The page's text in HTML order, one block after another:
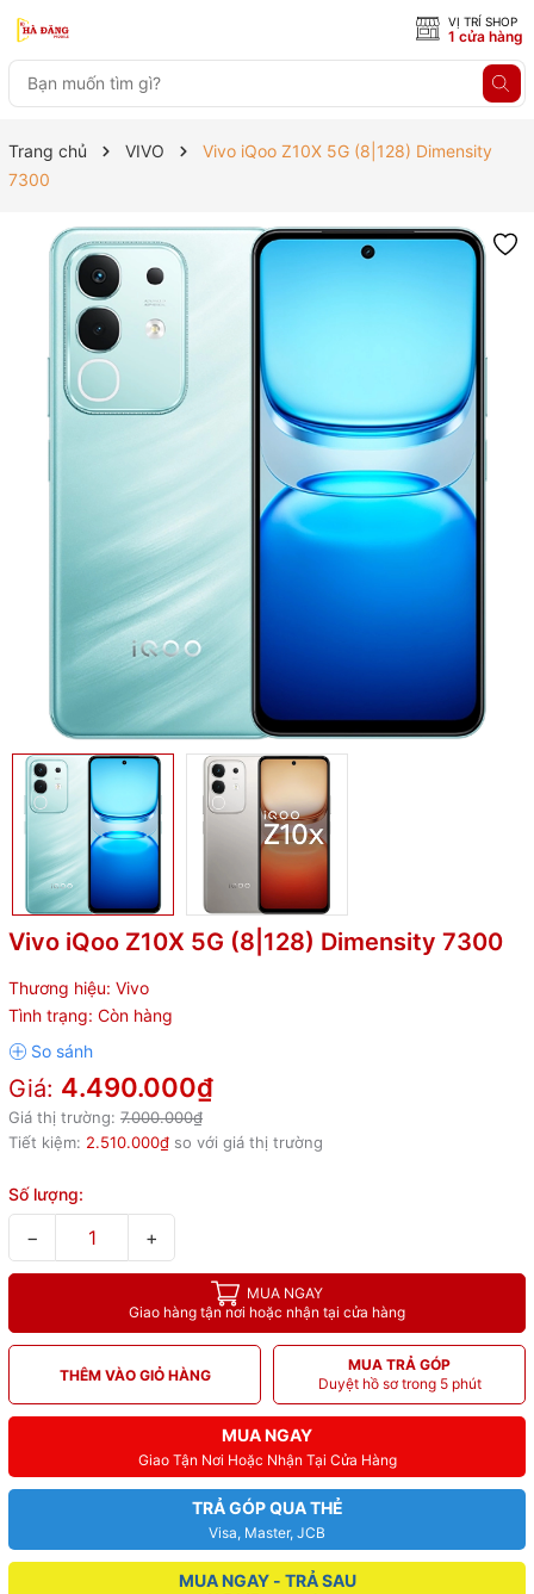
VỊ TRÍ SHOP
1 cửa hàng
Trang chủ VIVO
Vivo iQoo Z10X 5G (8|128) Dimensity
7300
Vivo iQoo Z10X 5G (8|128) Dimensity 7300
Thương hiệu: Vivo
Tình trạng: Còn hàng
Giá: 4.490.000₫
Giá thị trường: 7.000.000₫
Tiết kiệm: 2.510.000₫ so với giá thị trường
Số lượng:
− +
MUA NGAY
Giao hàng tận nơi hoặc nhận tại cửa hàng
THÊM VÀO GIỎ HÀNG
MUA TRẢ GÓP
Duyệt hồ sơ trong 5 phút
MUA NGAY
Giao Tận Nơi Hoặc Nhận Tại Cửa Hàng
TRẢ GÓP QUA THẺ
Visa, Master, JCB
MUA NGAY - TRẢ SAU